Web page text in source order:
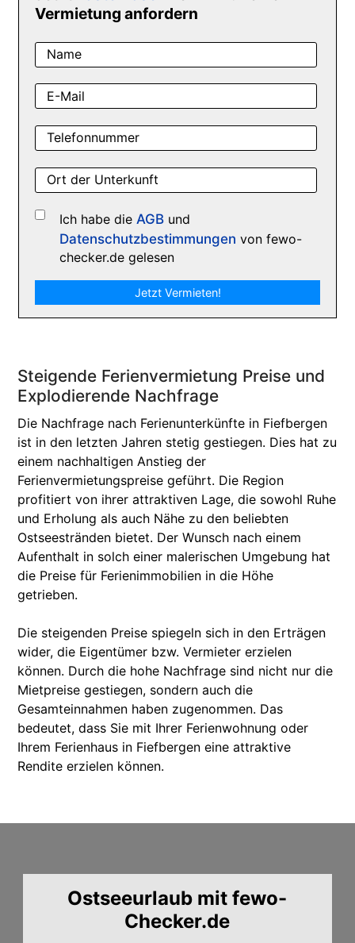
Vermietung anfordern
Name
E-Mail
Telefonnummer
Ort der Unterkunft
Ich habe die AGB und
Datenschutzbestimmungen von fewo-
checker.de gelesen
Steigende Ferienvermietung Preise und
Explodierende Nachfrage
Die Nachfrage nach Ferienunterkünfte in Fiefbergen
ist in den letzten Jahren stetig gestiegen. Dies hat zu
einem nachhaltigen Anstieg der
Ferienvermietungspreise geführt. Die Region
profitiert von ihrer attraktiven Lage, die sowohl Ruhe
und Erholung als auch Nähe zu den beliebten
Ostseestränden bietet. Der Wunsch nach einem
Aufenthalt in solch einer malerischen Umgebung hat
die Preise für Ferienimmobilien in die Höhe
getrieben.
Die steigenden Preise spiegeln sich in den Erträgen
wider, die Eigentümer bzw. Vermieter erzielen
können. Durch die hohe Nachfrage sind nicht nur die
Mietpreise gestiegen, sondern auch die
Gesamteinnahmen haben zugenommen. Das
bedeutet, dass Sie mit Ihrer Ferienwohnung oder
Ihrem Ferienhaus in Fiefbergen eine attraktive
Rendite erzielen können.
Ostseeurlaub mit fewo-
Checker.de